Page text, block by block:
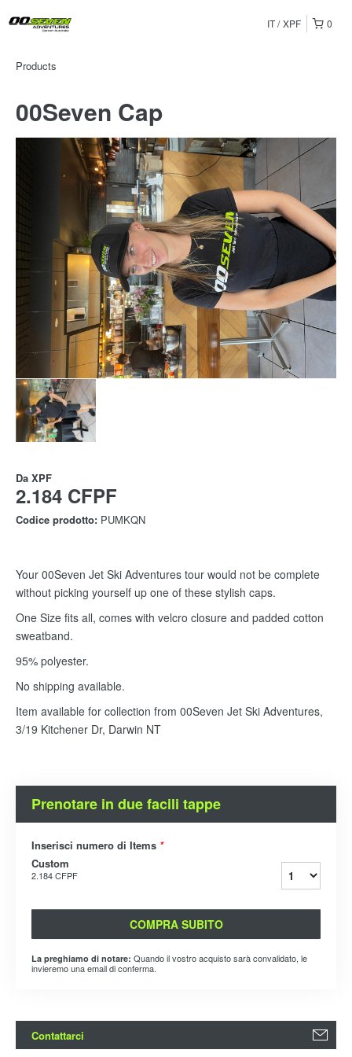
0
IT XPF
Products
00Seven Cap
Da XPF
2.184 CFPF
Codice prodotto: PUMKQN
Your 00Seven Jet Ski Adventures tour would not be complete
without picking yourself up one of these stylish caps.
One Size fits all, comes with velcro closure and padded cotton
sweatband.
95% polyester.
No shipping available.
Item available for collection from 00Seven Jet Ski Adventures,
3/19 Kitchener Dr, Darwin NT
Prenotare in due facili tappe
Inserisci numero di Items *
Custom
2.184 CFPF
COMPRA SUBITO
La preghiamo di notare: Quando il vostro acquisto sarà convalidato, le
invieremo una email di conferma.
Contattarci